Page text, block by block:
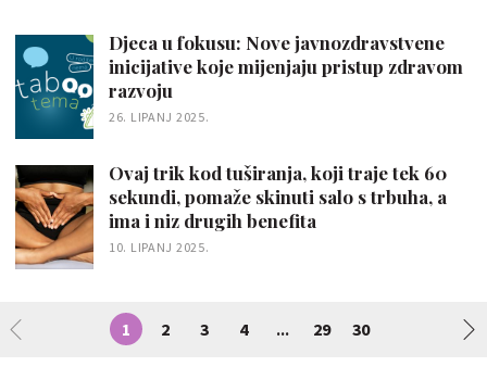
Djeca u fokusu: Nove javnozdravstvene
inicijative koje mijenjaju pristup zdravom
razvoju
26. LIPANJ 2025.
Ovaj trik kod tuširanja, koji traje tek 60
sekundi, pomaže skinuti salo s trbuha, a
ima i niz drugih benefita
10. LIPANJ 2025.
1 2 3 4 ... 29 30